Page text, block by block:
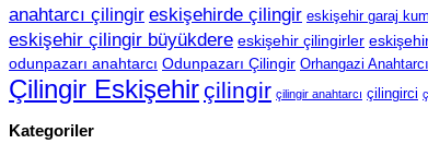
anahtarcı çilingir eskişehirde çilingir eskişehir garaj
eskişehir çilingir büyükdere eskişehir çilingirler
odunpazarı anahtarcı Odunpazarı Çilingir Orhangazi Anahtarcı
Çilingir Eskişehirçilingir çilingir anahtarcı çilingirci
Kategoriler